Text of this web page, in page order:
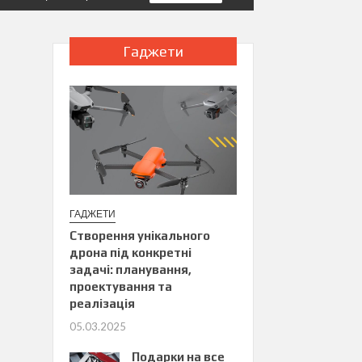
Гаджети
ГАДЖЕТИ
Створення унікального
дрона під конкретні
задачі: планування,
проектування та
реалізація
05.03.2025
Подарки на все